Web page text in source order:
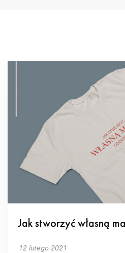
Jak stworzyć własną
12 lutego 2021